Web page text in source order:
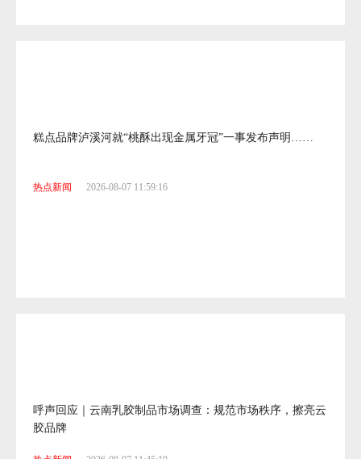
糕点品牌泸溪河就“桃酥出现金属牙冠”一事发布声明……
热点新闻 2026-08-07 11:59:16
呼声回应｜云南乳胶制品市场调查：规范市场秩序，擦亮云
胶品牌